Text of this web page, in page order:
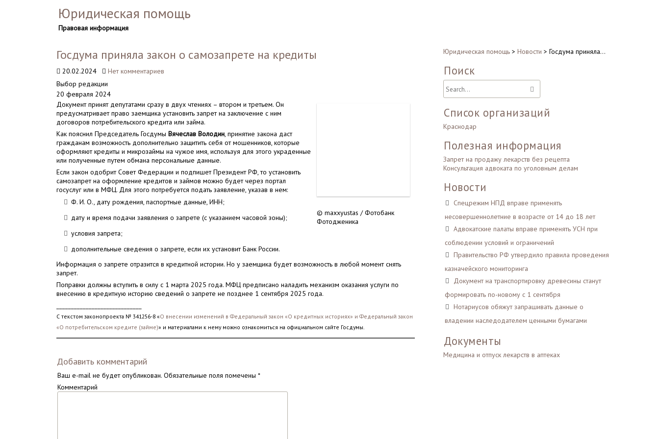
Юридическая помощь
Правовая информация
Госдума приняла закон о самозапрете на кредиты
20.02.2024
Нет комментариев
Выбор редакции
20 февраля 2024
© maxxyustas / Фотобанк
Фотодженика
Документ принят депутатами сразу в двух чтениях – втором и третьем. Он
предусматривает право заемщика установить запрет на заключение с ним
договоров потребительского кредита или займа.
Как пояснил Председатель ГосдумыВячеслав Володин, принятие закона даст
гражданам возможность дополнительно защитить себя от мошенников, которые
оформляют кредиты и микрозаймы на чужое имя, используя для этого украденные
или полученные путем обмана персональные данные.
Если закон одобрит Совет Федерации и подпишет Президент РФ, то установить
самозапрет на оформление кредитов и займов можно будет через портал
госуслуг или в МФЦ. Для этого потребуется подать заявление, указав в нем:
Ф. И. О., дату рождения, паспортные данные, ИНН;
дату и время подачи заявления о запрете (с указанием часовой зоны);
условия запрета;
дополнительные сведения о запрете, если их установит Банк России.
Информация о запрете отразится в кредитной истории. Но у заемщика будет возможность в любой момент снять
запрет.
Поправки должны вступить в силу с 1 марта 2025 года. МФЦ предписано наладить механизм оказания услуги по
внесению в кредитную историю сведений о запрете не позднее 1 сентября 2025 года.
С текстом законопроекта № 341256-8 «О внесении изменений в Федеральный закон «О кредитных историях» и Федеральный закон
«О потребительском кредите (займе)» и материалами к нему можно ознакомиться на официальном сайте Госдумы.
Добавить комментарий
Ваш e-mail не будет опубликован. Обязательные поля помечены*
Комментарий
Юридическая помощь > Новости > Госдума приняла…
Поиск
Список организаций
Краснодар
Полезная информация
Запрет на продажу лекарств без рецепта
Консультация адвоката по уголовным делам
Новости
Спецрежим НПД вправе применять
несовершеннолетние в возрасте от 14 до 18 лет
Адвокатские палаты вправе применять УСН при
соблюдении условий и ограничений
Правительство РФ утвердило правила проведения
казначейского мониторинга
Документ на транспортировку древесины станут
формировать по-новому с 1 сентября
Нотариусов обяжут запрашивать данные о
владении наследодателем ценными бумагами
Документы
Медицина и отпуск лекарств в аптеках